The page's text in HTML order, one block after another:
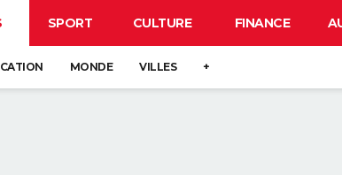
SPORT CULTURE FINANCE
MONDE VILLES +